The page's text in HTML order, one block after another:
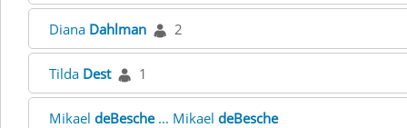
Diana Dahlman 2
Tilda Dest 1
Mikael deBesche... Mikael deBesche